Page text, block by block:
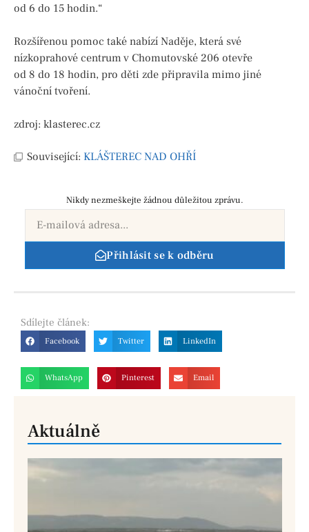
od 6 do 15 hodin.“
Rozšířenou pomoc také nabízí Naděje, která své
nízkoprahové centrum v Chomutovské 206 otevře
od 8 do 18 hodin, pro děti zde připravila mimo jiné
vánoční tvoření.
zdroj: klasterec.cz
Související: KLÁŠTEREC NAD OHŘÍ
Nikdy nezmeškejte žádnou důležitou zprávu.
Přihlásit se k odběru
Sdílejte článek:
Facebook Twitter LinkedIn
WhatsApp Pinterest Email
Aktuálně